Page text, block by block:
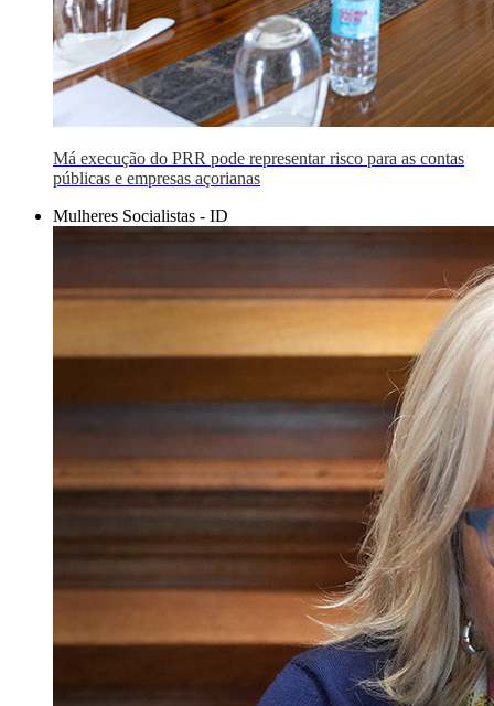
Má execução do PRR pode representar risco para as contas
públicas e empresas açorianas
Mulheres Socialistas - ID